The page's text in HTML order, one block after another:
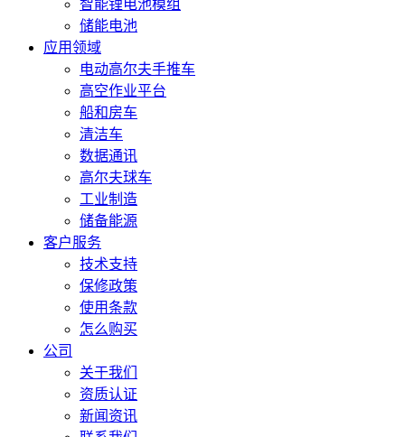
智能锂电池模组
储能电池
应用领域
电动高尔夫手推车
高空作业平台
船和房车
清洁车
数据通讯
高尔夫球车
工业制造
储备能源
客户服务
技术支持
保修政策
使用条款
怎么购买
公司
关于我们
资质认证
新闻资讯